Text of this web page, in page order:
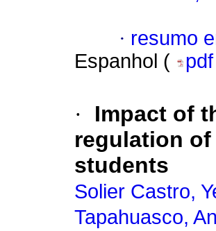
· resumo
Espanhol (
pdf
·
Impact of
regulation
students
Solier Castro,
Tapahuasco,